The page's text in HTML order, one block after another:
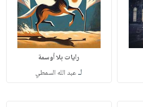
رايات بلا أوسمة
لـعبد الله السمطي